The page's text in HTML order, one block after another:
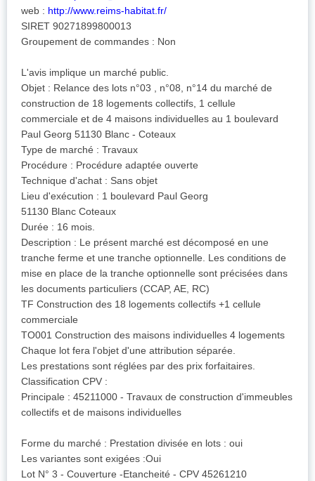
web : http://www.reims-habitat.fr/
SIRET 90271899800013
Groupement de commandes : Non
L'avis implique un marché public.
Objet : Relance des lots n°03 , n°08, n°14 du marché de
construction de 18 logements collectifs, 1 cellule
commerciale et de 4 maisons individuelles au 1 boulevard
Paul Georg 51130 Blanc - Coteaux
Type de marché : Travaux
Procédure : Procédure adaptée ouverte
Technique d'achat : Sans objet
Lieu d'exécution : 1 boulevard Paul Georg
51130 Blanc Coteaux
Durée : 16 mois.
Description : Le présent marché est décomposé en une
tranche ferme et une tranche optionnelle. Les conditions de
mise en place de la tranche optionnelle sont précisées dans
les documents particuliers (CCAP, AE, RC)
TF Construction des 18 logements collectifs +1 cellule
commerciale
TO001 Construction des maisons individuelles 4 logements
Chaque lot fera l'objet d'une attribution séparée.
Les prestations sont réglées par des prix forfaitaires.
Classification CPV :
Principale : 45211000 - Travaux de construction d'immeubles
collectifs et de maisons individuelles
Forme du marché : Prestation divisée en lots : oui
Les variantes sont exigées :Oui
Lot N° 3 - Couverture -Etancheité - CPV 45261210